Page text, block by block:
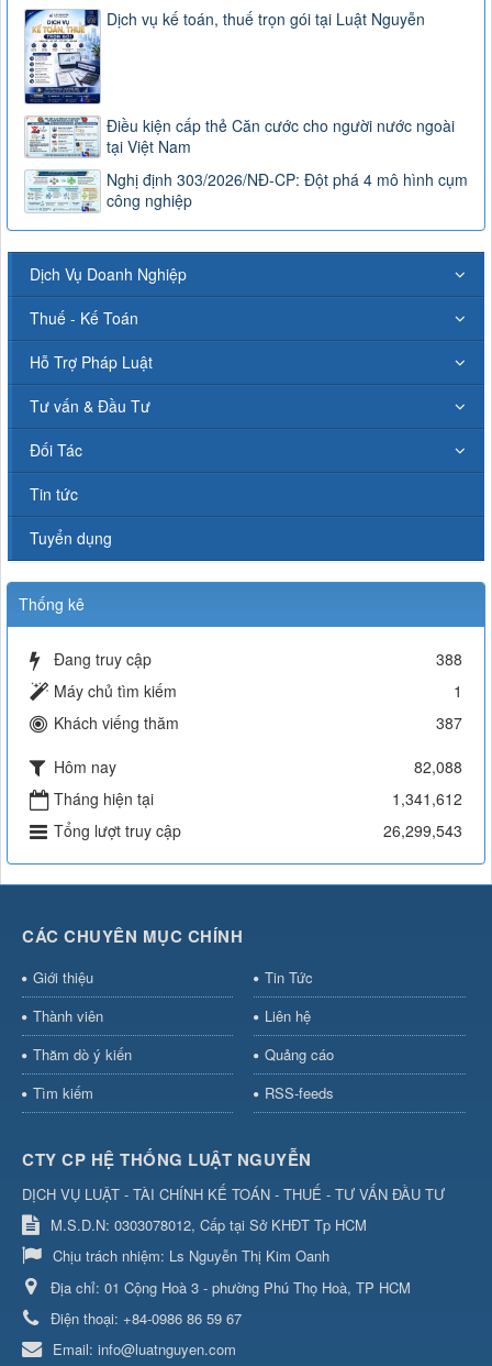
Dịch vụ kế toán, thuế trọn gói tại Luật Nguyễn
Điều kiện cấp thẻ Căn cước cho người nước ngoài
tại Việt Nam
Nghị định 303/2026/NĐ-CP: Đột phá 4 mô hình cụm
công nghiệp
Dịch Vụ Doanh Nghiệp
Thuế - Kế Toán
Hỗ Trợ Pháp Luật
Tư vấn & Đầu Tư
Đối Tác
Tin tức
Tuyển dụng
Thống kê
Đang truy cập
388
Máy chủ tìm kiếm
1
Khách viếng thăm
387
Hôm nay
82,088
Tháng hiện tại
1,341,612
Tổng lượt truy cập
26,299,543
CÁC CHUYÊN MỤC CHÍNH
Giới thiệu
Tin Tức
Thành viên
Liên hệ
Thăm dò ý kiến
Quảng cáo
Tìm kiếm
RSS-feeds
CTY CP HỆ THỐNG LUẬT NGUYỄN
DỊCH VỤ LUẬT - TÀI CHÍNH KẾ TOÁN - THUẾ - TƯ VẤN ĐẦU TƯ
M.S.D.N: 0303078012, Cấp tại Sở KHĐT Tp HCM
Chịu trách nhiệm: Ls Nguyễn Thị Kim Oanh
Địa chỉ: 01 Cộng Hoà 3 - phường Phú Thọ Hoà, TP HCM
Điện thoại: +84-0986 86 59 67
Email: info@luatnguyen.com